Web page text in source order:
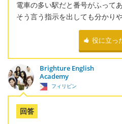
電車の多い駅だと番号がふって
そう言う指示を出しても分かり
役に立っ
Brighture English
Academy
フィリピン
回答